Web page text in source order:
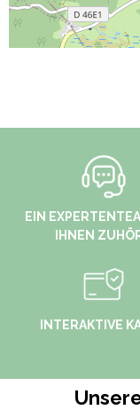
EIN
IHNEN
INTERAKTIVE